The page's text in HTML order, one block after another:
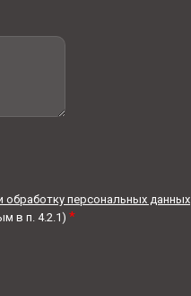
обработку персональных данных
в п. 4.2.1) *